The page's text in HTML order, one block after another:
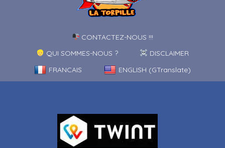
CONTACTEZ-NOUS !!!
QUI SOMMES-NOUS ?
DISCLAIMER
FRANCAIS
ENGLISH (GTranslate)